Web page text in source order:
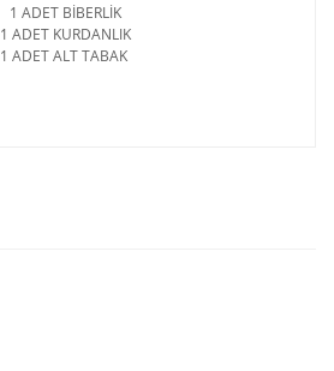
1 ADET BİBERLİK
1 ADET KURDANLIK
1 ADET ALT TABAK